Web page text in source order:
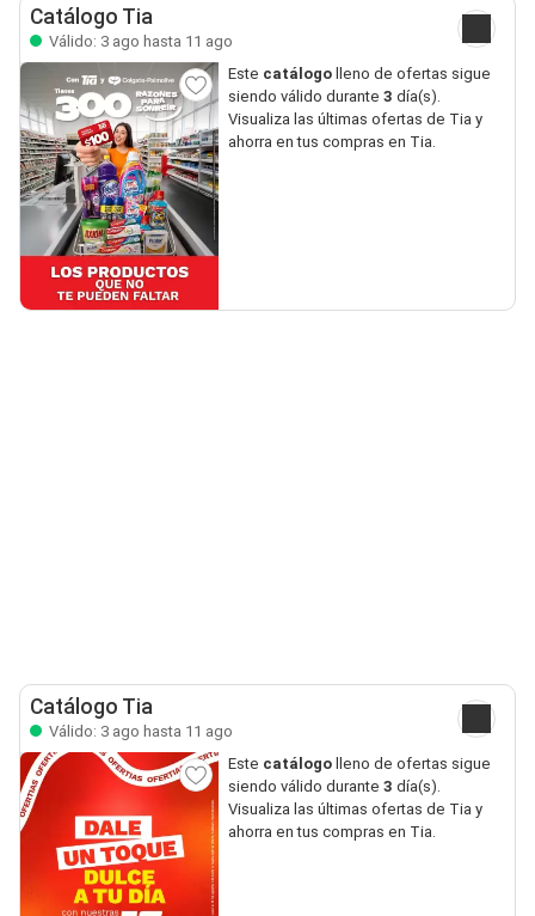
Catálogo Tia
Válido: 3 ago hasta 11 ago
Este catálogo lleno de ofertas sigue
siendo válido durante 3 día(s).
Visualiza las últimas ofertas de Tia y
ahorra en tus compras en Tia.
Catálogo Tia
Válido: 3 ago hasta 11 ago
Este catálogo lleno de ofertas sigue
siendo válido durante 3 día(s).
Visualiza las últimas ofertas de Tia y
ahorra en tus compras en Tia.